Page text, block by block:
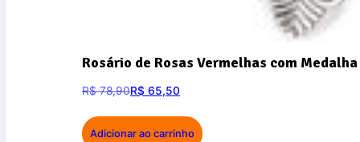
Rosário de Rosas Vermelhas com
R$78,90R$ 65,50
Adicionar ao carrinho